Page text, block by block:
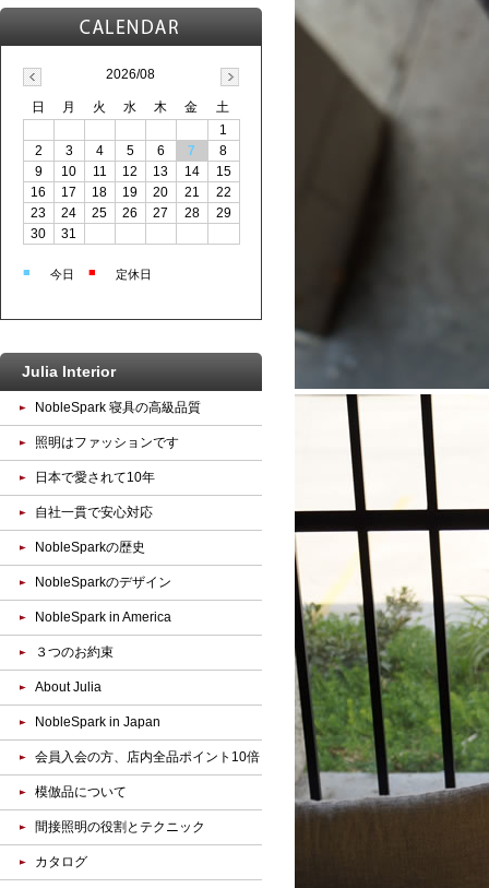
2026/08
日 月 火 水 木 金
土
1
2
3 4 5 6 7
8
9
10 11 12 13 14
15
16
17 18 19 20 21
22
23
24 25 26 27 28
29
30
31
■ 今日 ■ 定休日
Julia Interior
NobleSpark 寝具の高級品質
照明はファッションです
日本で愛されて10年
自社一貫で安心対応
NobleSparkの歴史
NobleSparkのデザイン
NobleSpark in America
３つのお約束
About Julia
NobleSpark in Japan
会員入会の方、店内全品ポイント10倍
模倣品について
間接照明の役割とテクニック
カタログ